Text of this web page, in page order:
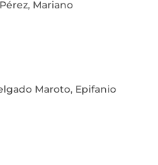
Mariano
Maroto, Epifanio